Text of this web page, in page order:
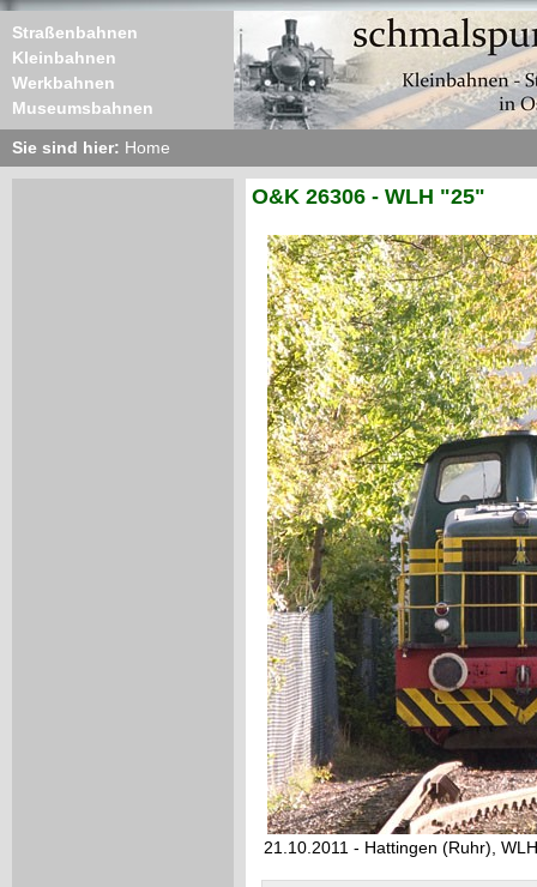
Straßenbahnen
Kleinbahnen
Werkbahnen
Museumsbahnen
Sie sind hier: Home
O&K 26306 - WLH "25"
21.10.2011 - Hattingen (Ruhr), WLH